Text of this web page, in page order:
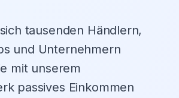
tausenden Händlern,
und Unternehmern
mit unserem
passives Einkommen